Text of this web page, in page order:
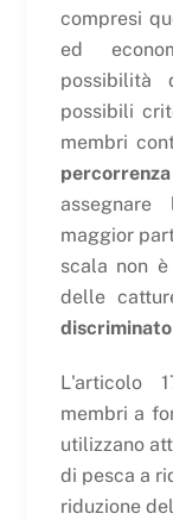
compresi
ed
possibili
membri
percorrenza
maggior
scala non
delle
discriminato
L'articolo
membri a
utilizzano
di pesca a
riduzione